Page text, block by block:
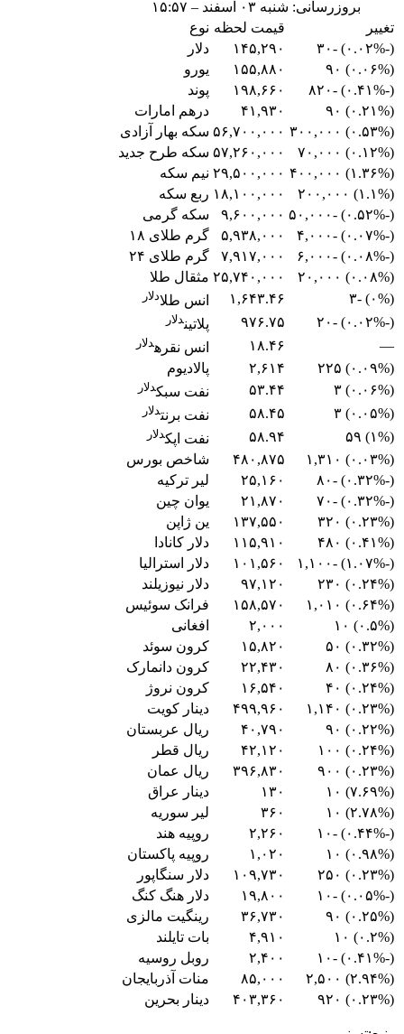
بروزرسانی: شنبه ۰۳ اسفند – ۱۵:۵۷
تغییر
قیمت لحظه نوع
(-۰.۰۲%) -۳۰
۱۴۵,۲۹۰
دلار
(۰.۰۶%) ۹۰
۱۵۵,۸۸۰
یورو
(-۰.۴۱%) -۸۲۰
۱۹۸,۶۶۰
پوند
(۰.۲۱%) ۹۰
۴۱,۹۳۰
درهم امارات
(۰.۵۳%) ۳۰۰,۰۰۰
۵۶,۷۰۰,۰۰۰ سکه بهار آزادی
(۰.۱۲%) ۷۰,۰۰۰
۵۷,۲۶۰,۰۰۰ سکه طرح جدید
(۱.۳۶%) ۴۰۰,۰۰۰
۲۹,۵۰۰,۰۰۰ نیم سکه
(۱.۱%) ۲۰۰,۰۰۰
۱۸,۱۰۰,۰۰۰ ربع سکه
(-۰.۵۲%) -۵۰,۰۰۰
۹,۶۰۰,۰۰۰
سکه گرمی
(-۰.۰۷%) -۴,۰۰۰
۵,۹۳۸,۰۰۰
گرم طلای ۱۸
(-۰.۰۸%) -۶,۰۰۰
۷,۹۱۷,۰۰۰
گرم طلای ۲۴
(۰.۰۸%) ۲۰,۰۰۰
۲۵,۷۴۰,۰۰۰ مثقال طلا
(۰%) -۳
۱,۶۴۳.۴۶ انس طلادلار
(-۰.۰۲%) -۲۰ ۹۷۶.۷۵ پلاتیندلار
— ۱۸.۴۶ انس نقرهدلار
(۰.۰۹%) ۲۲۵ ۲,۶۱۴
پالادیوم
(۰.۰۶%) ۳
۵۳.۴۴ نفت سبکدلار
(۰.۰۵%) ۳ ۵۸.۴۵ نفت برنتدلار
(۱%) ۵۹ ۵۸.۹۴ نفت اپکدلار
(۰.۰۳%) ۱,۳۱۰ ۴۸۰,۸۷۵
شاخص بورس
(-۰.۳۲%) -۸۰
۲۵,۱۶۰
لیر ترکیه
(-۰.۳۲%) -۷۰
۲۱,۸۷۰
یوان چین
(۰.۲۳%) ۳۲۰
۱۳۷,۵۵۰
ین ژاپن
(۰.۴۱%) ۴۸۰
۱۱۵,۹۱۰
دلار کانادا
(-۱.۰۷%) -۱,۱۰۰
۱۰۱,۵۶۰
دلار استرالیا
(۰.۲۴%) ۲۳۰
۹۷,۱۲۰
دلار نیوزیلند
(۰.۶۴%) ۱,۰۱۰
۱۵۸,۵۷۰
فرانک سوئیس
(۰.۵%) ۱۰
۲,۰۰۰
افغانی
(۰.۳۲%) ۵۰
۱۵,۸۲۰
کرون سوئد
(۰.۳۶%) ۸۰
۲۲,۴۳۰
کرون دانمارک
(۰.۲۴%) ۴۰
۱۶,۵۴۰
کرون نروژ
(۰.۲۳%) ۱,۱۴۰
۴۹۹,۹۶۰
دینار کویت
(۰.۲۲%) ۹۰
۴۰,۷۹۰
ریال عربستان
(۰.۲۴%) ۱۰۰
۴۲,۱۲۰
ریال قطر
(۰.۲۳%) ۹۰۰
۳۹۶,۸۳۰
ریال عمان
(۷.۶۹%) ۱۰
۱۳۰
دینار عراق
(۲.۷۸%) ۱۰
۳۶۰
لیر سوریه
(-۰.۴۴%) -۱۰
۲,۲۶۰
روپیه هند
(۰.۹۸%) ۱۰
۱,۰۲۰
روپیه پاکستان
(۰.۲۳%) ۲۵۰
۱۰۹,۷۳۰
دلار سنگاپور
(-۰.۰۵%) -۱۰
۱۹,۸۰۰
دلار هنگ کنگ
(۰.۲۵%) ۹۰
۳۶,۷۳۰
رینگیت مالزی
(۰.۲%) ۱۰
۴,۹۱۰
بات تایلند
(-۰.۴۱%) -۱۰
۲,۴۰۰
روبل روسیه
(۲.۹۴%) ۲,۵۰۰
۸۵,۰۰۰
منات آذربایجان
(۰.۲۳%) ۹۲۰
۴۰۳,۳۶۰ دینار بحرین